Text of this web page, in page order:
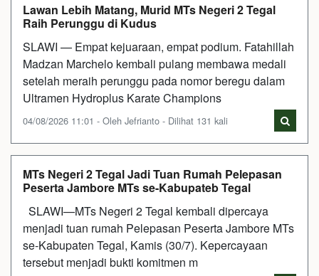
Lawan Lebih Matang, Murid MTs Negeri 2 Tegal
Raih Perunggu di Kudus
SLAWI — Empat kejuaraan, empat podium. Fatahillah
Madzan Marchelo kembali pulang membawa medali
setelah meraih perunggu pada nomor beregu dalam
Ultramen Hydroplus Karate Champions
04/08/2026 11:01 - Oleh Jefrianto - Dilihat 131 kali
MTs Negeri 2 Tegal Jadi Tuan Rumah Pelepasan
Peserta Jambore MTs se-Kabupateb Tegal
SLAWI—MTs Negeri 2 Tegal kembali dipercaya
menjadi tuan rumah Pelepasan Peserta Jambore MTs
se-Kabupaten Tegal, Kamis (30/7). Kepercayaan
tersebut menjadi bukti komitmen m